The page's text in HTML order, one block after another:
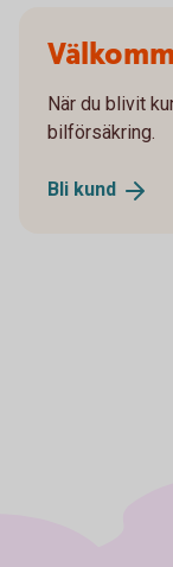
När du blivit
bilförsäkring.
Bli kund